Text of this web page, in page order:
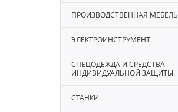
ПРОИЗВОДСТВЕННАЯ МЕБЕЛЬ
ЭЛЕКТРОИНСТРУМЕНТ
СПЕЦОДЕЖДА И СРЕДСТВА
ИНДИВИДУАЛЬНОЙ ЗАЩИТЫ
СТАНКИ